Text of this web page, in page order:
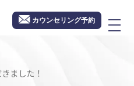
カウンセリング予約
ました！